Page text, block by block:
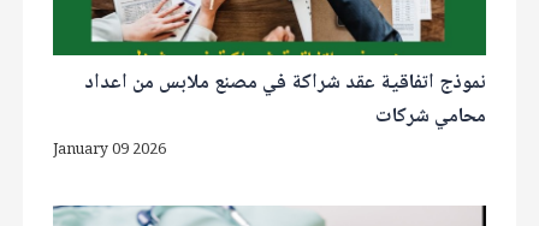
نموذج اتفاقية عقد شراكة في مصنع ملابس من اعداد
محامي شركات
January 09 2026